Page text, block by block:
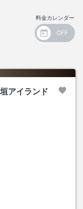
料金カレンダー
アイランド